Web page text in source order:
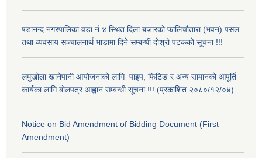
षडानन्द नगरपालिका वडा नं ४ स्थित दिंला बजारको फालिचौतारा (भवन) पसल
तथा व्यवसाय सञ्चालनार्थ भाडामा दिने सम्बन्धी दोश्रो पटकको सूचना !!!
लमुखोला खानेपानी आयोजनाको लागि पाइप, फिटिङ र अन्य सामानको आपूर्ति
कार्यका लागि बोलपत्र आह्वान सम्बन्धी सूचना !!! (प्रकाशित २०८०/१२/०४)
Notice on Bid Amendment of Bidding Document (First
Amendment)